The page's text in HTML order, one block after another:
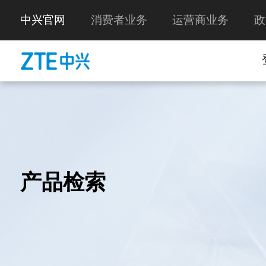
中兴官网 消费者业务 运营商业务
产品检索